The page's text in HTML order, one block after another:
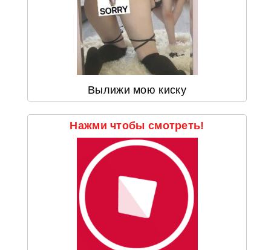
Вылижи мою киску
Нажми чтобы смотреть!